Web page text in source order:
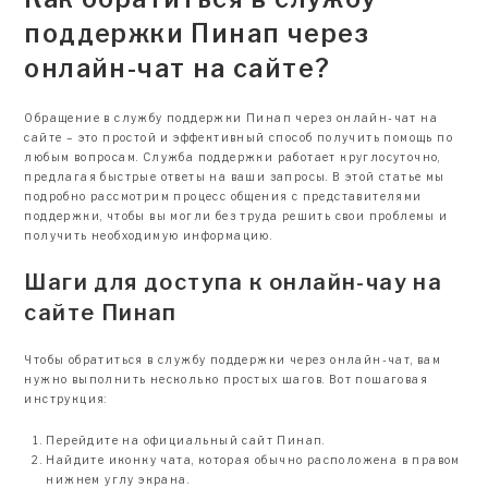
поддержки Пинап через
онлайн-чат на сайте?
Обращение в службу поддержки Пинап через онлайн-чат на
сайте – это простой и эффективный способ получить помощь по
любым вопросам. Служба поддержки работает круглосуточно,
предлагая быстрые ответы на ваши запросы. В этой статье мы
подробно рассмотрим процесс общения с представителями
поддержки, чтобы вы могли без труда решить свои проблемы и
получить необходимую информацию.
Шаги для доступа к онлайн-чау на
сайте Пинап
Чтобы обратиться в службу поддержки через онлайн-чат, вам
нужно выполнить несколько простых шагов. Вот пошаговая
инструкция:
Перейдите на официальный сайт Пинап.
Найдите иконку чата, которая обычно расположена в правом
нижнем углу экрана.